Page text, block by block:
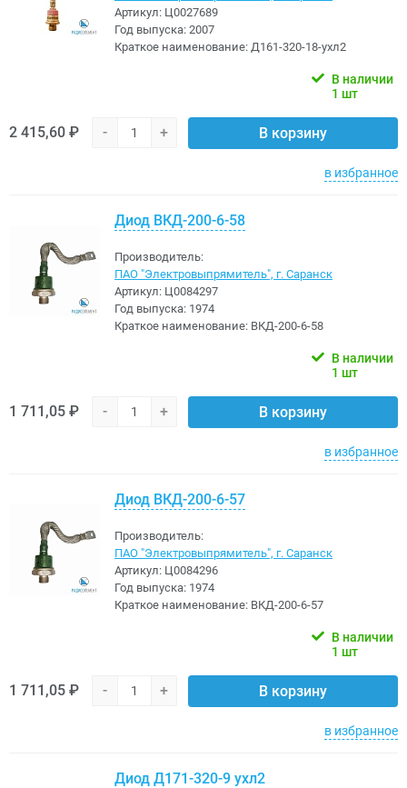
Артикул: Ц0027689
Год выпуска: 2007
Краткое наименование: Д161-320-18-ухл2
В наличии
1 шт
2 415,60 ₽ - + В корзину
в избранное
Диод ВКД-200-6-58
Производитель:
ПАО "Электровыпрямитель", г. Саранск
Артикул: Ц0084297
Год выпуска: 1974
Краткое наименование: ВКД-200-6-58
В наличии
1 шт
1 711,05 ₽ - + В корзину
в избранное
Диод ВКД-200-6-57
Производитель:
ПАО "Электровыпрямитель", г. Саранск
Артикул: Ц0084296
Год выпуска: 1974
Краткое наименование: ВКД-200-6-57
В наличии
1 шт
1 711,05 ₽ - + В корзину
в избранное
Диод Д171-320-9 ухл2